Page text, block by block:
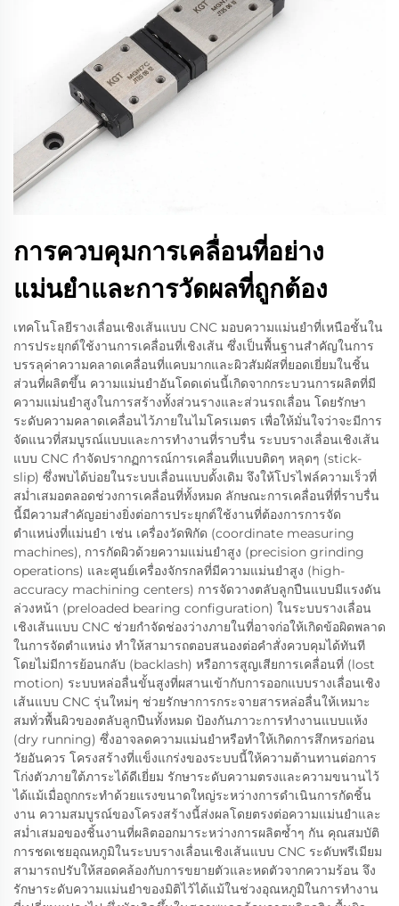
การควบคุมการเคลื่อนที่อย่าง
แม่นยำและการวัดผลที่ถูกต้อง
เทคโนโลยีรางเลื่อนเชิงเส้นแบบ CNC มอบความแม่นยำที่เหนือชั้นใน
การประยุกต์ใช้งานการเคลื่อนที่เชิงเส้น ซึ่งเป็นพื้นฐานสำคัญในการ
บรรลุค่าความคลาดเคลื่อนที่แคบมากและผิวสัมผัสที่ยอดเยี่ยมในชิ้น
ส่วนที่ผลิตขึ้น ความแม่นยำอันโดดเด่นนี้เกิดจากกระบวนการผลิตที่มี
ความแม่นยำสูงในการสร้างทั้งส่วนรางและส่วนรถเลื่อน โดยรักษา
ระดับความคลาดเคลื่อนไว้ภายในไมโครเมตร เพื่อให้มั่นใจว่าจะมีการ
จัดแนวที่สมบูรณ์แบบและการทำงานที่ราบรื่น ระบบรางเลื่อนเชิงเส้น
แบบ CNC กำจัดปรากฏการณ์การเคลื่อนที่แบบติดๆ หลุดๆ (stick-
slip) ซึ่งพบได้บ่อยในระบบเลื่อนแบบดั้งเดิม จึงให้โปรไฟล์ความเร็วที่
สม่ำเสมอตลอดช่วงการเคลื่อนที่ทั้งหมด ลักษณะการเคลื่อนที่ที่ราบรื่น
นี้มีความสำคัญอย่างยิ่งต่อการประยุกต์ใช้งานที่ต้องการการจัด
ตำแหน่งที่แม่นยำ เช่น เครื่องวัดพิกัด (coordinate measuring
machines), การกัดผิวด้วยความแม่นยำสูง (precision grinding
operations) และศูนย์เครื่องจักรกลที่มีความแม่นยำสูง (high-
accuracy machining centers) การจัดวางตลับลูกปืนแบบมีแรงดัน
ล่วงหน้า (preloaded bearing configuration) ในระบบรางเลื่อน
เชิงเส้นแบบ CNC ช่วยกำจัดช่องว่างภายในที่อาจก่อให้เกิดข้อผิดพลาด
ในการจัดตำแหน่ง ทำให้สามารถตอบสนองต่อคำสั่งควบคุมได้ทันที
โดยไม่มีการย้อนกลับ (backlash) หรือการสูญเสียการเคลื่อนที่ (lost
motion) ระบบหล่อลื่นขั้นสูงที่ผสานเข้ากับการออกแบบรางเลื่อนเชิง
เส้นแบบ CNC รุ่นใหม่ๆ ช่วยรักษาการกระจายสารหล่อลื่นให้เหมาะ
สมทั่วพื้นผิวของตลับลูกปืนทั้งหมด ป้องกันภาวะการทำงานแบบแห้ง
(dry running) ซึ่งอาจลดความแม่นยำหรือทำให้เกิดการสึกหรอก่อน
วัยอันควร โครงสร้างที่แข็งแกร่งของระบบนี้ให้ความต้านทานต่อการ
โก่งตัวภายใต้ภาระได้ดีเยี่ยม รักษาระดับความตรงและความขนานไว้
ได้แม้เมื่อถูกกระทำด้วยแรงขนาดใหญ่ระหว่างการดำเนินการกัดชิ้น
งาน ความสมบูรณ์ของโครงสร้างนี้ส่งผลโดยตรงต่อความแม่นยำและ
สม่ำเสมอของชิ้นงานที่ผลิตออกมาระหว่างการผลิตซ้ำๆ กัน คุณสมบัติ
การชดเชยอุณหภูมิในระบบรางเลื่อนเชิงเส้นแบบ CNC ระดับพรีเมียม
สามารถปรับให้สอดคล้องกับการขยายตัวและหดตัวจากความร้อน จึง
รักษาระดับความแม่นยำของมิติไว้ได้แม้ในช่วงอุณหภูมิในการทำงาน